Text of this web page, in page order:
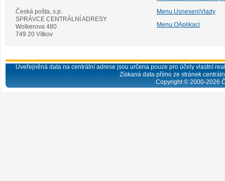
Česká pošta, s.p.
SPRÁVCE CENTRÁLNÍ ADRESY
Wolkerova 480
749 20 Vítkov
Menu.UsneseniVlady
Menu.OAplikaci
Uveřejněná data na centrální adrese jsou určena pouze pro účely vlastní
Získaná data přímo ze stránek
Copyright © 2000-2026